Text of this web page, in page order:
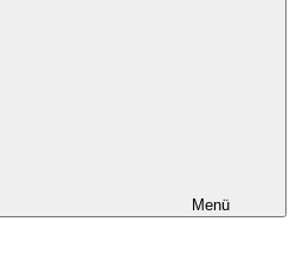
Menü